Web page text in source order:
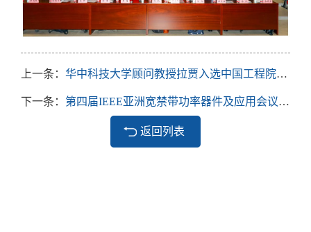
上一条： 华中科技大学顾问教授拉贾入选中国工程院外籍院士
下一条： 第四届IEEE亚洲宽禁带功率器件及应用会议盛大召开
返回列表